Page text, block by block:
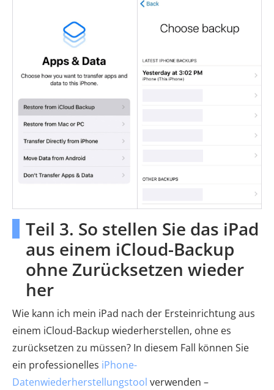
Teil 3. So stellen Sie das iPad
aus einem iCloud-Backup
ohne Zurücksetzen wieder
her
Wie kann ich mein iPad nach der Ersteinrichtung aus
einem iCloud-Backup wiederherstellen, ohne es
zurücksetzen zu müssen? In diesem Fall können Sie
ein professionelles iPhone-
Datenwiederherstellungstool verwenden –